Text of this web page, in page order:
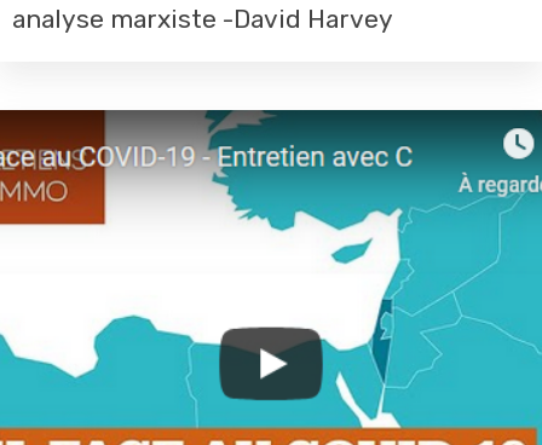
analyse marxiste -David Harvey